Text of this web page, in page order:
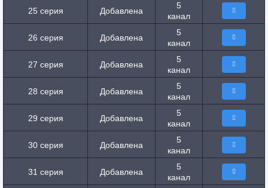
25 серия Добавлена
5
канал
26 серия Добавлена
5
канал
27 серия Добавлена
5
канал
28 серия Добавлена
5
канал
29 серия Добавлена
5
канал
30 серия Добавлена
5
канал
31 серия Добавлена
5
канал